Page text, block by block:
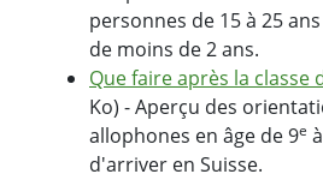
personnes de 15 à 25
de moins de 2 ans.
Que faire après la classe
Ko) - Aperçu des
allophones en âge de 9e
d'arriver en Suisse.